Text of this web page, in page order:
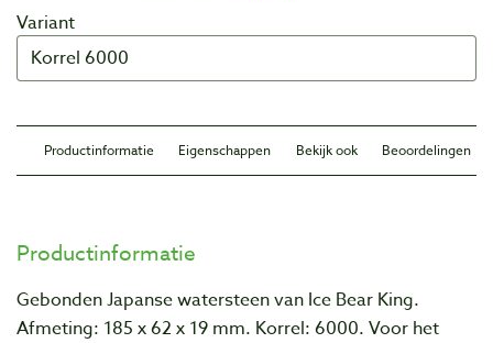
Variant
Productinformatie Eigenschappen Bekijk ook Beoordelingen
Productinformatie
Gebonden Japanse watersteen van Ice Bear King.
Afmeting: 185 x 62 x 19 mm. Korrel: 6000. Voor het